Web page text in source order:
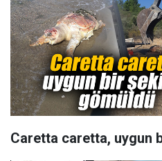
Caretta caretta, uygun